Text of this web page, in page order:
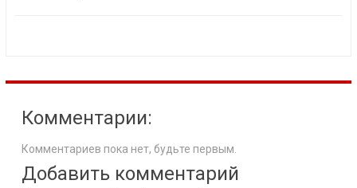
Комментарии:
Комментариев пока нет, будьте первым.
Добавить комментарий